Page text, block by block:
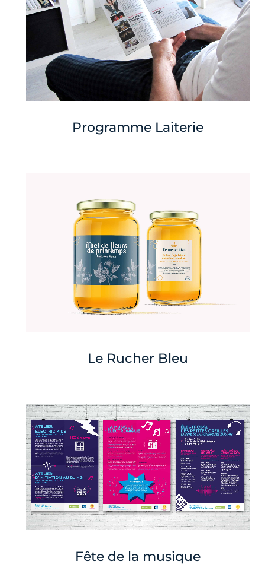
Programme Laiterie
Le Rucher Bleu
Fête de la musique